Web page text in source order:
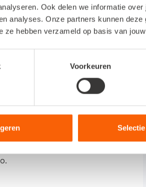
Ook delen we informatie
analyses. Onze partners kunnen
ze hebben verzameld op basis van
Voorkeuren
in seconden
vanuit de app.